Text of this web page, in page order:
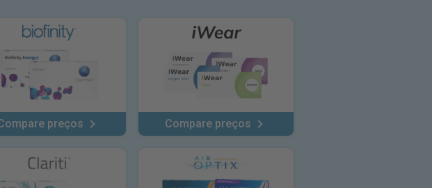
preços Compare preços